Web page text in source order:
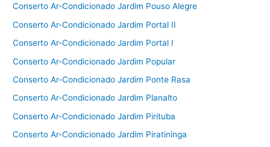
Conserto Ar-Condicionado Jardim Pouso Alegre
Conserto Ar-Condicionado Jardim Portal II
Conserto Ar-Condicionado Jardim Portal I
Conserto Ar-Condicionado Jardim Popular
Conserto Ar-Condicionado Jardim Ponte Rasa
Conserto Ar-Condicionado Jardim Planalto
Conserto Ar-Condicionado Jardim Pirituba
Conserto Ar-Condicionado Jardim Piratininga